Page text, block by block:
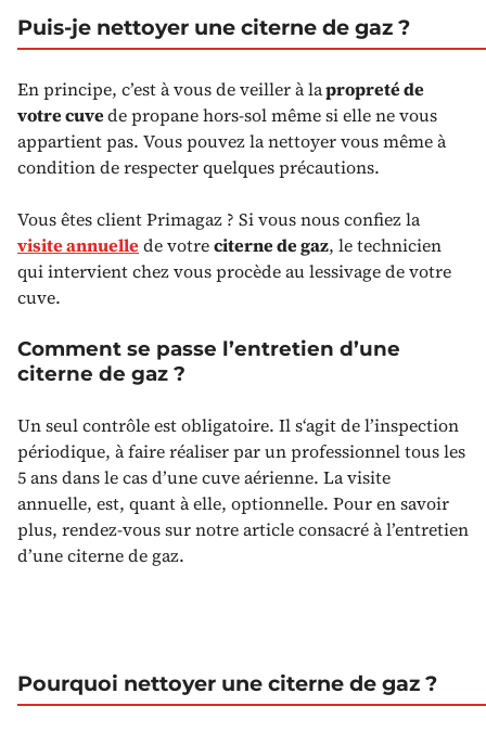
Puis-je nettoyer une citerne de gaz ?
En principe, c’est à vous de veiller à lapropreté de
votre cuvede propane hors-sol même si elle ne vous
appartient pas. Vous pouvez la nettoyer vous même à
condition de respecter quelques précautions.
Vous êtes client Primagaz ? Si vous nous confiez la
visite annuelle de votreciterne de gaz, le technicien
qui intervient chez vous procède au lessivage de votre
cuve.
Comment se passe l’entretien d’une
citerne de gaz ?
Un seul contrôle est obligatoire. Il s‘agit de l’inspection
périodique, à faire réaliser par un professionnel tous les
5 ans dans le cas d’une cuve aérienne. La visite
annuelle, est, quant à elle, optionnelle. Pour en savoir
plus, rendez-vous sur notre article consacré à l’entretien
d’une citerne de gaz.
Pourquoi nettoyer une citerne de gaz ?